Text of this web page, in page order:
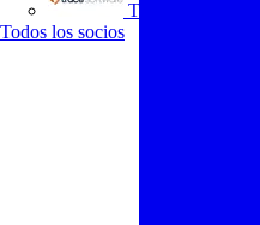
Trace Software
Todos los socios